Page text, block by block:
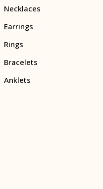
Necklaces
Earrings
Rings
Bracelets
Anklets